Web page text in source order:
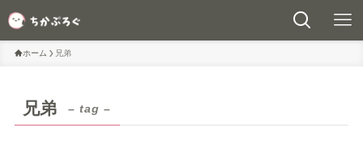
ホーム 兄弟
兄弟 – tag –